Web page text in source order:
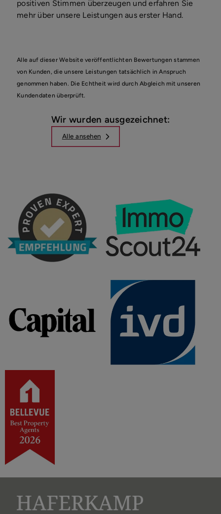
positiven Stimmen überzeugen und erfahren Sie
mehr über unsere Leistungen aus erster Hand.
Alle auf dieser Website veröffentlichten Bewertungen stammen
von Kunden, die unsere Leistungen tatsächlich in Anspruch
genommen haben. Die Echtheit wird durch Abgleich mit unseren
Kundendaten überprüft.
Wir wurden ausgezeichnet:
Alle ansehen